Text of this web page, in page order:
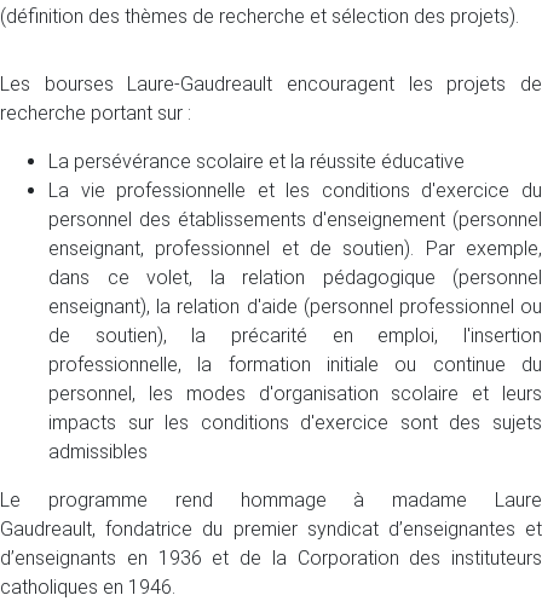
(définition des thèmes de recherche et sélection des projets).
Les bourses Laure-Gaudreault encouragent les projets de
recherche portant sur :
La persévérance scolaire et la réussite éducative
La vie professionnelle et les conditions d'exercice du
personnel des établissements d'enseignement (personnel
enseignant, professionnel et de soutien). Par exemple,
dans ce volet, la relation pédagogique (personnel
enseignant), la relation d'aide (personnel professionnel ou
de soutien), la précarité en emploi, l'insertion
professionnelle, la formation initiale ou continue du
personnel, les modes d'organisation scolaire et leurs
impacts sur les conditions d'exercice sont des sujets
admissibles
Le programme rend hommage à madame Laure
Gaudreault, fondatrice du premier syndicat d’enseignantes et
d’enseignants en 1936 et de la Corporation des instituteurs
catholiques en 1946.